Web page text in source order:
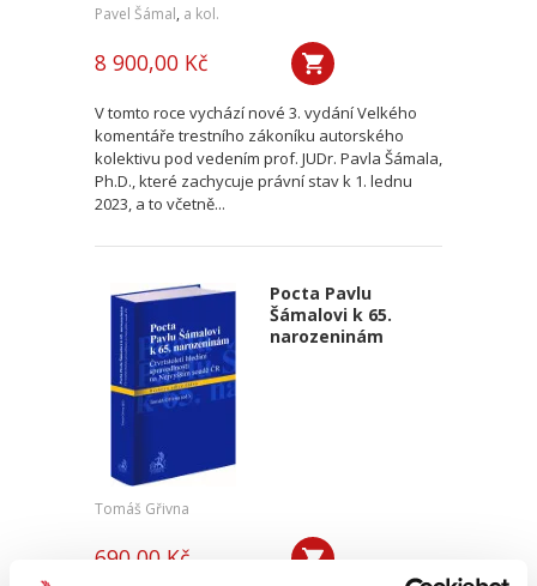
Pavel Šámal, a kol.
8 900,00 Kč
V tomto roce vychází nové 3. vydání Velkého
komentáře trestního zákoníku autorského
kolektivu pod vedením prof. JUDr. Pavla Šámala,
Ph.D., které zachycuje právní stav k 1. lednu
2023, a to včetně...
Pocta Pavlu
Šámalovi k 65.
narozeninám
Tomáš Gřivna
690,00 Kč